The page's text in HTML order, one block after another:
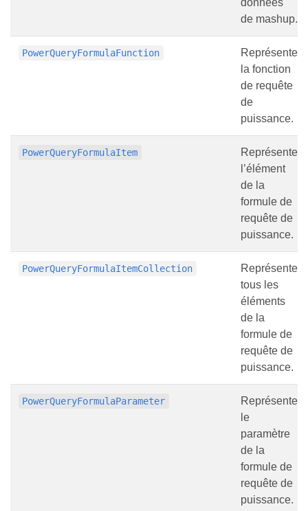
données
de mashup.
PowerQueryFormulaFunction
Représente
la fonction
de requête
de
puissance.
PowerQueryFormulaItem
Représente
l’élément
de la
formule de
requête de
puissance.
PowerQueryFormulaItemCollection
Représente
tous les
éléments
de la
formule de
requête de
puissance.
PowerQueryFormulaParameter
Représente
le
paramètre
de la
formule de
requête de
puissance.